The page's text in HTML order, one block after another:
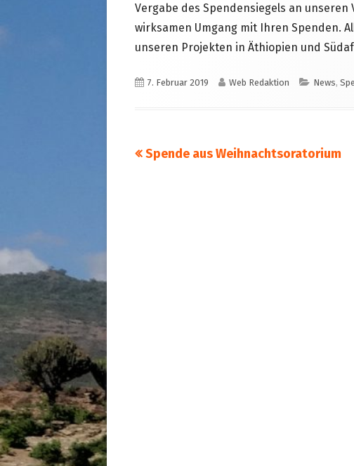
SÜDAFRIKA — SCHUL- UND
FÖRDERZENTRUM
neuem
Fenster
öffnen
Vergabe des Spendensiegels an
wirksamen Umgang mit Ihren Spenden.
unseren Projekten in Äthiopien und
Veröffentlicht
7. Februar 2019 Autor
Web Redaktion News,
Beitragsnavigation
Vorheriger
Spende aus Weihnachtsoratorium